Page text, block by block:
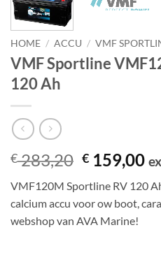
HOME / ACCU / VMF
VMF Sportline
120 Ah
€283,20
was:
€ 283,20.
€ 159,00
is:
€
VMF120M Sportline RV 120
calcium accu voor ow boot,
webshop van AVA Marine!